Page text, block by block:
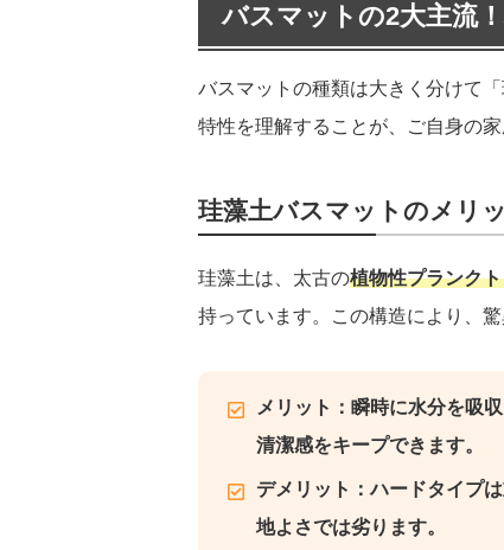
バスマットの2大主流
バスマットの種類は大きく分けて
特性を理解することが、ご自身の
珪藻土バスマットのメリ
珪藻土は、太古の植物性プランク
持っています。この構造により、
メリット：瞬時に水分を吸
清潔感をキープできます。
デメリット：ハードタイプ
地よさでは劣ります。